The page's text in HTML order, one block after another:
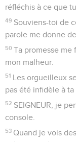
réfléchis à ce que
49 Souviens-toi de
parole me donne de
50 Ta promesse me
mon malheur.
51 Les orgueilleux
pas été infidèle à ta
52 SEIGNEUR, je
console.
53 Quand je vois